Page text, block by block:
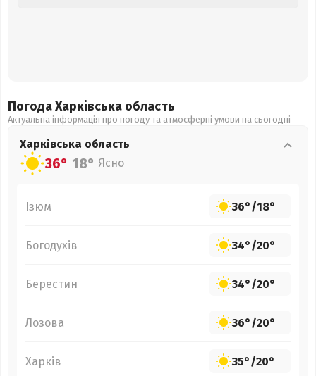
Погода Харківська область
Актуальна інформація про погоду та атмосферні умови на сьогодні
Харківська область
36° 18° Ясно
Ізюм 36°/18°
Богодухів 34°/20°
Берестин 34°/20°
Лозова 36°/20°
Харків 35°/20°